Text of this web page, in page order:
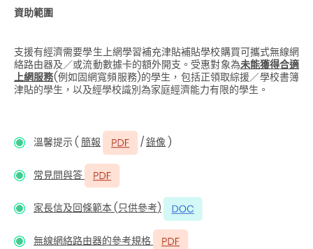
資助範圍
支援有經濟需要學生上網學習補充津貼補貼學校購買可攜式無線網
絡路由器及／或流動數據卡的額外開支。受惠對象為未能獲得合適
上網服務(例如固網寬頻服務)的學生，包括正領取綜援／學校書簿
津貼的學生，以及經學校識別為家庭經濟能力有限的學生。
溫馨提示 ( 簡報 /錄像 )
常見問與答
家長信及回條範本(只供參考)
無線網絡路由器的參考規格